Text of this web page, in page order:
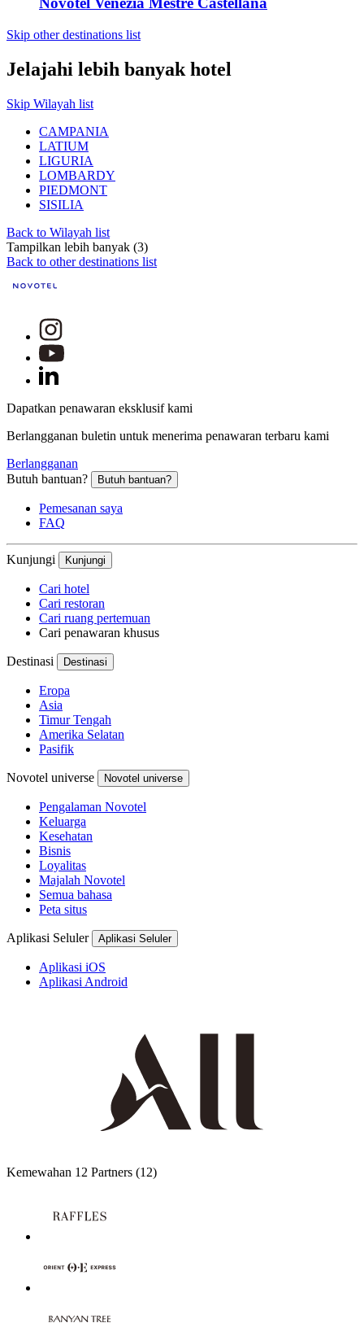
Skip other destinations list
Jelajahi lebih banyak hotel
Skip Wilayah list
CAMPANIA
LATIUM
LIGURIA
LOMBARDY
PIEDMONT
SISILIA
Back to Wilayah list
Tampilkan lebih banyak (3)
Back to other destinations list
Dapatkan penawaran eksklusif kami
Berlangganan buletin untuk menerima penawaran terbaru kami
Berlangganan
Butuh bantuan?
Butuh bantuan?
Pemesanan saya
FAQ
Kunjungi Kunjungi
Cari hotel
Cari restoran
Cari ruang pertemuan
Cari penawaran khusus
Destinasi Destinasi
Eropa
Asia
Timur Tengah
Amerika Selatan
Pasifik
Novotel universe Novotel universe
Pengalaman Novotel
Keluarga
Kesehatan
Bisnis
Loyalitas
Majalah Novotel
Semua bahasa
Peta situs
Aplikasi Seluler Aplikasi Seluler
Aplikasi iOS
Aplikasi Android
Kemewahan 12 Partners (12)